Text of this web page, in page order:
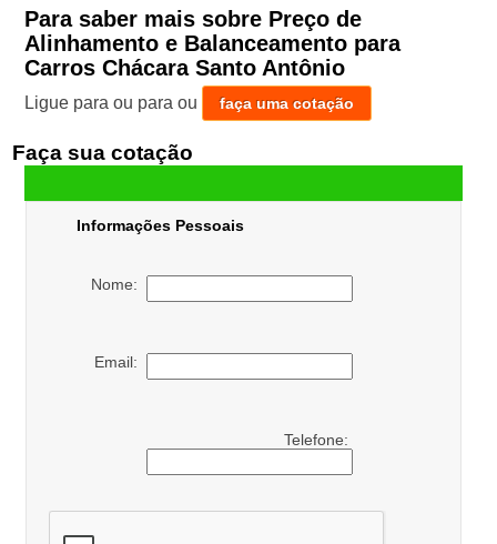
Para saber mais sobre Preço de
Alinhamento e Balanceamento para
Carros Chácara Santo Antônio
Ligue para ou para ou faça uma cotação
Faça sua cotação
Informações Pessoais
Nome:
Email:
Telefone: